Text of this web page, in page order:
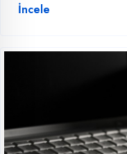
İncele